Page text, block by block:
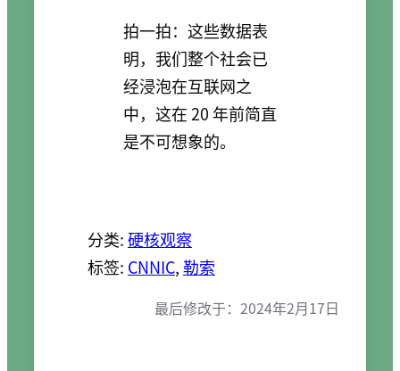
拍一拍：这些数据表
明，我们整个社会已
经浸泡在互联网之
中，这在 20 年前简直
是不可想象的。
分类:硬核观察
标签: CNNIC, 勒索
最后修改于： 2024年2月17日